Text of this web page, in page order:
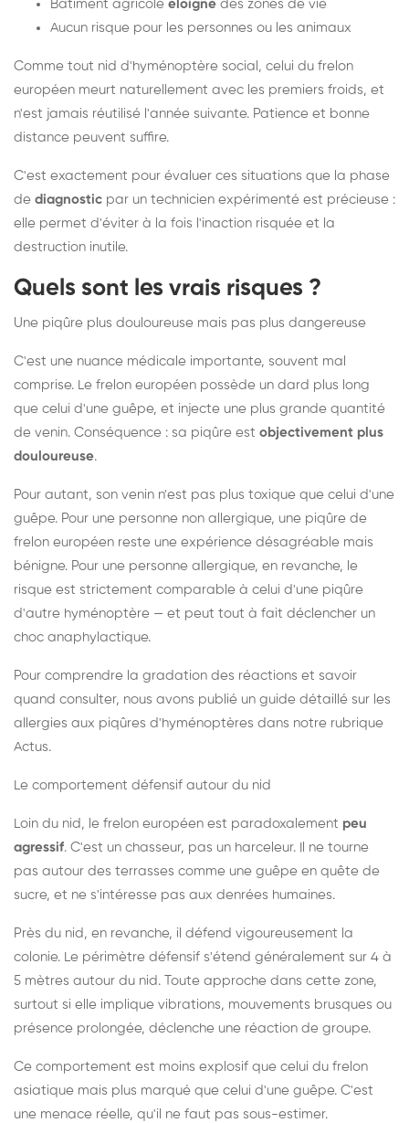
Bâtiment agricole éloigné des zones de vie
Aucun risque pour les personnes ou les animaux
Comme tout nid d'hyménoptère social, celui du frelon
européen meurt naturellement avec les premiers froids, et
n'est jamais réutilisé l'année suivante. Patience et bonne
distance peuvent suffire.
C'est exactement pour évaluer ces situations que la phase
de diagnostic par un technicien expérimenté est précieuse :
elle permet d'éviter à la fois l'inaction risquée et la
destruction inutile.
Quels sont les vrais risques ?
Une piqûre plus douloureuse mais pas plus dangereuse
C'est une nuance médicale importante, souvent mal
comprise. Le frelon européen possède un dard plus long
que celui d'une guêpe, et injecte une plus grande quantité
de venin. Conséquence : sa piqûre est objectivement plus
douloureuse.
Pour autant, son venin n'est pas plus toxique que celui d'une
guêpe. Pour une personne non allergique, une piqûre de
frelon européen reste une expérience désagréable mais
bénigne. Pour une personne allergique, en revanche, le
risque est strictement comparable à celui d'une piqûre
d'autre hyménoptère — et peut tout à fait déclencher un
choc anaphylactique.
Pour comprendre la gradation des réactions et savoir
quand consulter, nous avons publié un guide détaillé sur les
allergies aux piqûres d'hyménoptères dans notre rubrique
Actus.
Le comportement défensif autour du nid
Loin du nid, le frelon européen est paradoxalement peu
agressif. C'est un chasseur, pas un harceleur. Il ne tourne
pas autour des terrasses comme une guêpe en quête de
sucre, et ne s'intéresse pas aux denrées humaines.
Près du nid, en revanche, il défend vigoureusement la
colonie. Le périmètre défensif s'étend généralement sur 4 à
5 mètres autour du nid. Toute approche dans cette zone,
surtout si elle implique vibrations, mouvements brusques ou
présence prolongée, déclenche une réaction de groupe.
Ce comportement est moins explosif que celui du frelon
asiatique mais plus marqué que celui d'une guêpe. C'est
une menace réelle, qu'il ne faut pas sous-estimer.